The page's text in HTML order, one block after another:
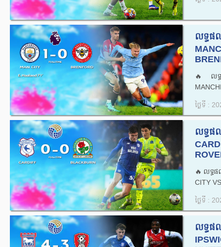
លទ្ធផ
🔥លទ្
ថ្ងៃទី :
លទ្ធផ
🔥លទ្ធផ
CITY
ថ្ងៃទី :
លទ្ធផ